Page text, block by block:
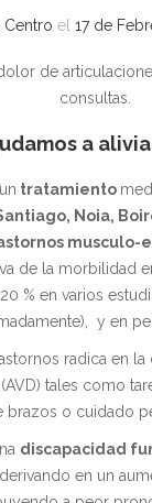
Centro el17 de
de
consultas.
a
tratamiento
Noia,
musculo-
de la morbilidad
% en varios
y en
radica en la
tales como
brazos o cuidado
discapacidad
en un